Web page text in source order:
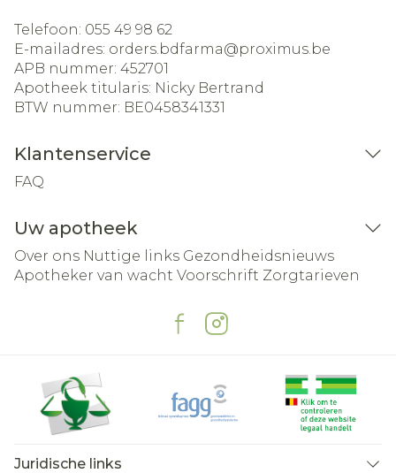
Telefoon: 055 49 98 62
E-mailadres: orders.bdfarma@proximus.be
APB nummer: 452701
Apotheek titularis: Nicky Bertrand
BTW nummer: BE0458341331
Klantenservice
FAQ
Uw apotheek
Over ons Nuttige links Gezondheidsnieuws
Apotheker van wacht Voorschrift Zorgtarieven
Juridische links